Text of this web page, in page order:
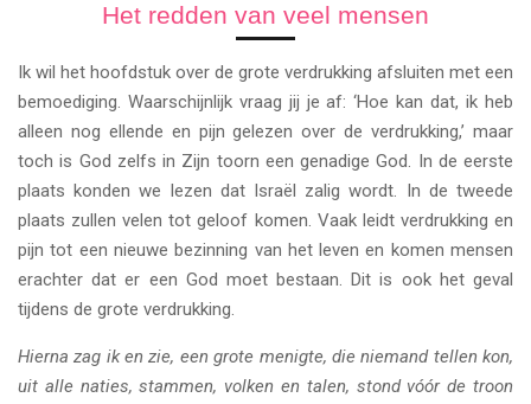
Het redden van veel mensen
Ik wil het hoofdstuk over de grote verdrukking afsluiten met een
bemoediging. Waarschijnlijk vraag jij je af: ‘Hoe kan dat, ik heb
alleen nog ellende en pijn gelezen over de verdrukking,’ maar
toch is God zelfs in Zijn toorn een genadige God. In de eerste
plaats konden we lezen dat Israël zalig wordt. In de tweede
plaats zullen velen tot geloof komen. Vaak leidt verdrukking en
pijn tot een nieuwe bezinning van het leven en komen mensen
erachter dat er een God moet bestaan. Dit is ook het geval
tijdens de grote verdrukking.
Hierna zag ik en zie, een grote menigte, die niemand tellen kon,
uit alle naties, stammen, volken en talen, stond vóór de troon